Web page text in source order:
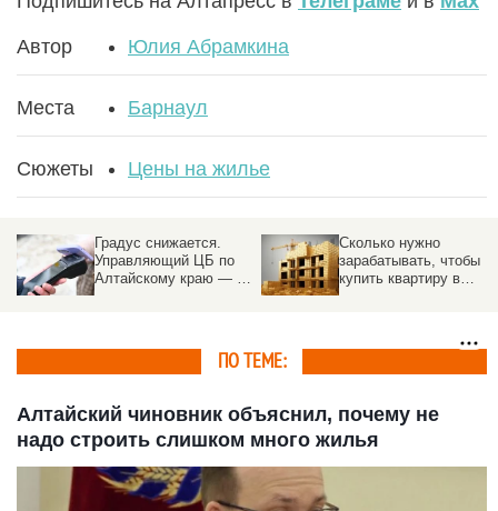
Автор Юлия Абрамкина
Места Барнаул
Сюжеты Цены на жилье
Градус снижается.
Управляющий ЦБ по
Алтайскому краю — об
Сколько нужно
зарабатывать, чтобы
купить квартиру в
ПО ТЕМЕ:
Алтайский чиновник объяснил, почему не
надо строить слишком много жилья